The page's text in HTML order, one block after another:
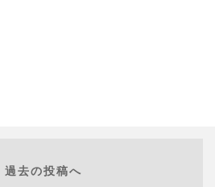
去の投稿へ